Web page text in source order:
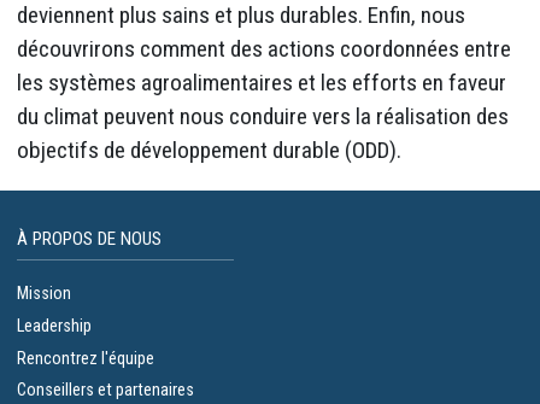
deviennent plus sains et plus durables. Enfin, nous
découvrirons comment des actions coordonnées entre
les systèmes agroalimentaires et les efforts en faveur
du climat peuvent nous conduire vers la réalisation des
objectifs de développement durable (ODD).
À PROPOS DE NOUS
Mission
Leadership
Rencontrez l'équipe
Conseillers et partenaires